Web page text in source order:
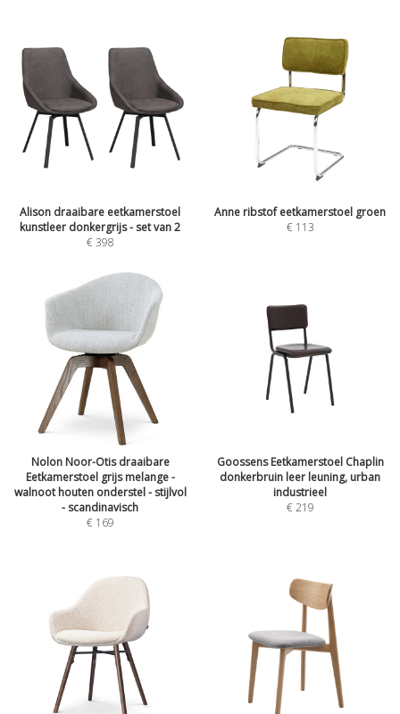
Alison draaibare eetkamerstoel
kunstleer donkergrijs - set van 2
€398
Anne ribstof eetkamerstoel groen
€ 113
Nolon Noor-Otis draaibare
Eetkamerstoel grijs melange -
walnoot houten onderstel - stijlvol
- scandinavisch
€ 169
Goossens Eetkamerstoel Chaplin
donkerbruin leer leuning, urban
industrieel
€219